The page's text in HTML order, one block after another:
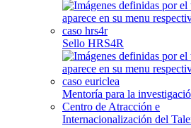
Sello HRS4R
Mentoría para la
Centro de Atracción e
Internacionalización del